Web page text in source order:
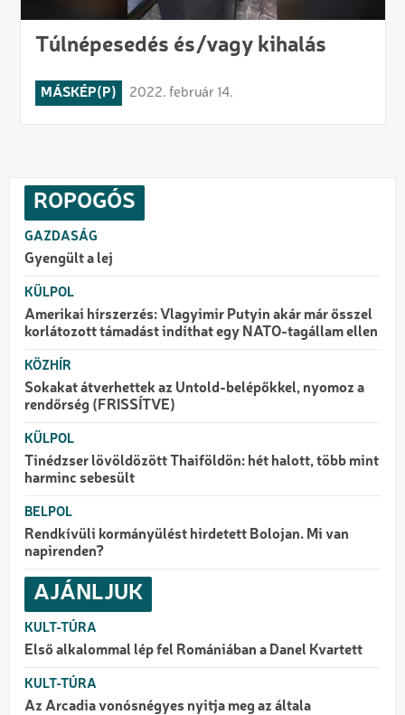
Túlnépesedés és/vagy kihalás
MÁSKÉP(P) 2022. február 14.
ROPOGÓS
GAZDASÁG
Gyengült a lej
KÜLPOL
Amerikai hírszerzés: Vlagyimir Putyin akár már ősszel
korlátozott támadást indíthat egy NATO-tagállam ellen
KÖZHÍR
Sokakat átverhettek az Untold-belépőkkel, nyomoz a
rendőrség (FRISSÍTVE)
KÜLPOL
Tinédzser lövöldözött Thaiföldön: hét halott, több mint
harminc sebesült
BELPOL
Rendkívüli kormányülést hirdetett Bolojan. Mi van
napirenden?
AJÁNLJUK
KULT-TÚRA
Első alkalommal lép fel Romániában a Danel Kvartett
KULT-TÚRA
Az Arcadia vonósnégyes nyitja meg az általa